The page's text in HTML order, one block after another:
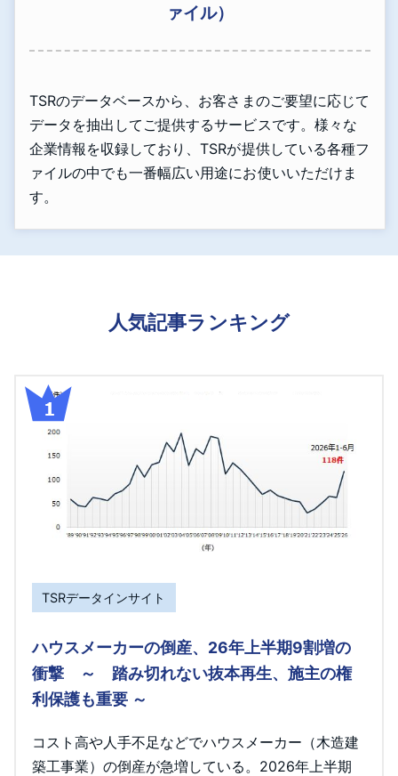
ァイル）
TSRのデータベースから、お客さまのご要望に応じて
データを抽出してご提供するサービスです。様々な
企業情報を収録しており、TSRが提供している各種フ
ァイルの中でも一番幅広い用途にお使いいただけま
す。
人気記事ランキング
TSRデータインサイト
ハウスメーカーの倒産、26年上半期9割増の
衝撃 ～ 踏み切れない抜本再生、施主の権
利保護も重要 ～
コスト高や人手不足などでハウスメーカー（木造建
築工事業）の倒産が急増している。2026年上半期